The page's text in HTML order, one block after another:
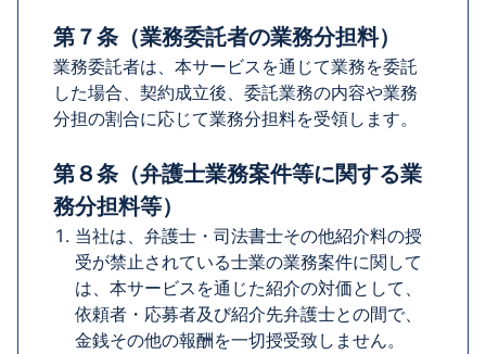
第７条（業務委託者の業務分担料）
業務委託者は、本サービスを通じて業務を委託
した場合、契約成立後、委託業務の内容や業務
分担の割合に応じて業務分担料を受領します。
第８条（弁護士業務案件等に関する業
務分担料等）
当社は、弁護士・司法書士その他紹介料の授
受が禁止されている士業の業務案件に関して
は、本サービスを通じた紹介の対価として、
依頼者・応募者及び紹介先弁護士との間で、
金銭その他の報酬を一切授受致しません。